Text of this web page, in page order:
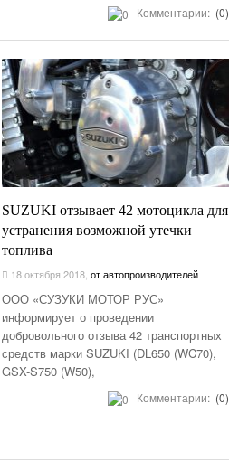
Комментарии: (0)
SUZUKI отзывает 42 мотоцикла для
устранения возможной утечки
топлива
18 октября 2018, от автопроизводителей
ООО «СУЗУКИ МОТОР РУС»
информирует о проведении
добровольного отзыва 42 транспортных
средств марки SUZUKI (DL650 (WC70),
GSX-S750 (W50),
Комментарии: (0)